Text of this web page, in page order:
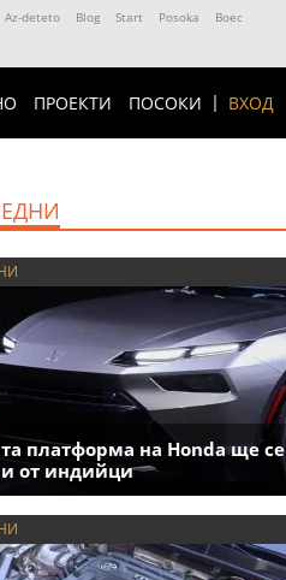
Az-deteto Blog Start Posoka
Boec
ВХОД
ПРОЕКТИ ПОСОКИ
платформа на Honda ще се
от индийци